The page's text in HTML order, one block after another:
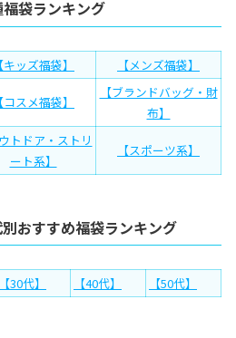
袋ランキング
【キッズ福袋】 【メンズ福袋】
【コスメ福袋】
【ブランドバッグ・財
布】
ウトドア・ストリ
ート系】
【スポーツ系】
おすすめ福袋ランキング
【30代】 【40代】 【50代】